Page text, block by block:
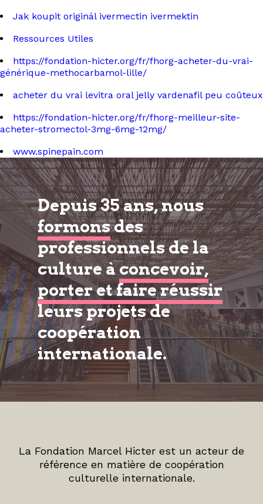
Jak koupit originál ivermectin ivermektin
Ressources Utiles
https://fondation-hicter.org/fr/fhorg-acheter-du-vrai-
générique-methocarbamol-lille/
acheter du vrai levitra oral jelly vardenafil peu coûteux
https://fondation-hicter.org/fr/fhorg-meilleur-site-
acheter-stromectol-3mg-6mg-12mg/
www.spinepain.com
Depuis 35 ans, nous
formonsdes
professionnels de la
culture àconcevoir,
porter et faire réussir
leurs projets de
coopération
internationale.
La Fondation Marcel Hicter est un acteur de
référence en matière de coopération
culturelle internationale.